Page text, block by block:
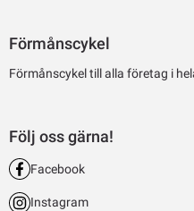
Förmånscykel
Förmånscykel till alla företag i
Följ oss gärna!
Facebook
Instagram